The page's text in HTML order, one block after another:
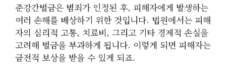
준강간벌금은 범죄가 인정된 후, 피해자에게 발생하는
여러 손해를 배상하기 위한 것입니다. 법원에서는 피해
자의 심리적 고통, 치료비, 그리고 기타 경제적 손실을
고려해 벌금을 부과하게 됩니다. 이렇게 되면 피해자는
금전적 보상을 받을 수 있게 되죠.